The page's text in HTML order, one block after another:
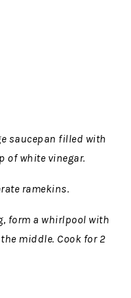
saucepan filled with
of white vinegar.
ramekins.
form a whirlpool with
middle. Cook for 2